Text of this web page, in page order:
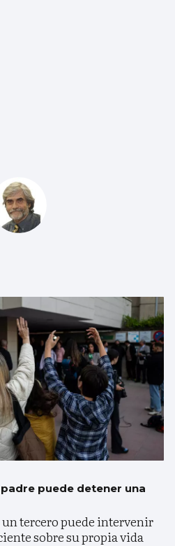
puede detener una
tercero puede intervenir
sobre su propia vida